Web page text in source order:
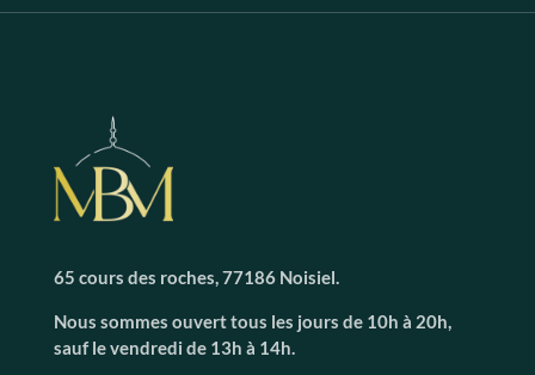
65 cours des roches, 77186 Noisiel.
Nous sommes ouvert tous les jours de 10h à 20h,
sauf le vendredi de 13h à 14h.